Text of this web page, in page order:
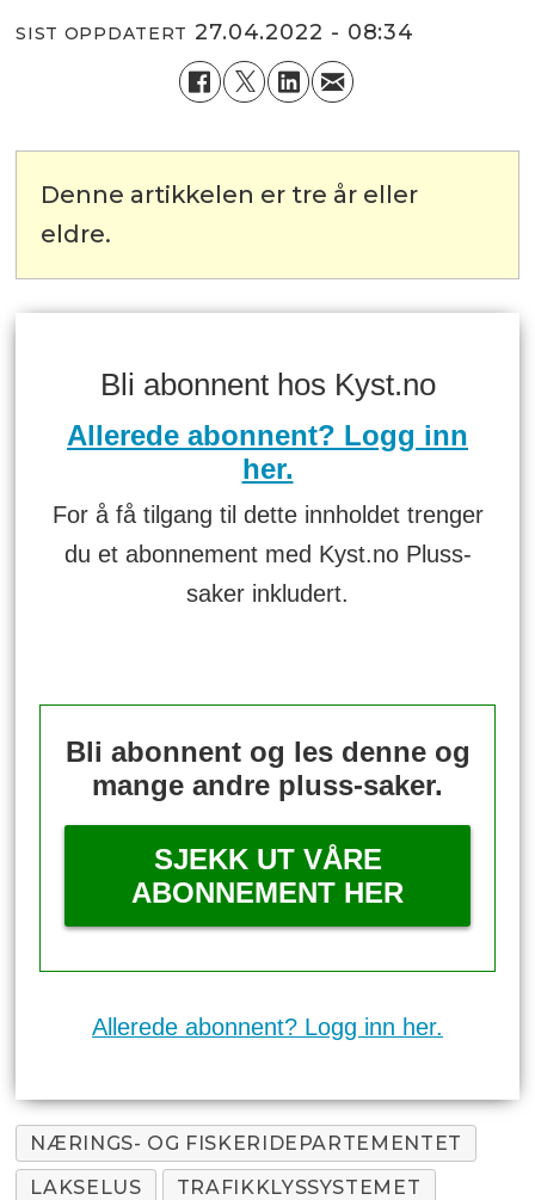
SIST OPPDATERT 27.04.2022 - 08:34
Denne artikkelen er tre år eller
eldre.
Bli abonnent hos Kyst.no
Allerede abonnent? Logg inn
her.
For å få tilgang til dette innholdet trenger
du et abonnement med Kyst.no Pluss-
saker inkludert.
Bli abonnent og les denne og
mange andre pluss-saker.
SJEKK UT VÅRE
ABONNEMENT HER
Allerede abonnent? Logg inn her.
NÆRINGS- OG FISKERIDEPARTEMENTET
LAKSELUS
TRAFIKKLYSSYSTEMET